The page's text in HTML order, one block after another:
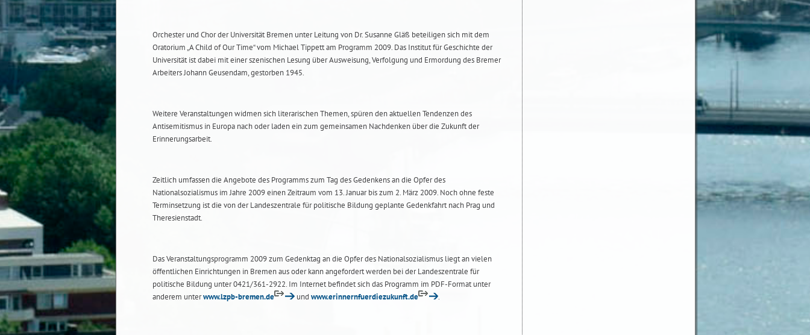
Orchester und Chor der Universität Bremen unter Leitung von Dr. Susanne Gläß beteiligen sich mit dem
Oratorium „A Child of Our Time“ vom Michael Tippett am Programm 2009. Das Institut für Geschichte der
Universität ist dabei mit einer szenischen Lesung über Ausweisung, Verfolgung und Ermordung des Bremer
Arbeiters Johann Geusendam, gestorben 1945.
Weitere Veranstaltungen widmen sich literarischen Themen, spüren den aktuellen Tendenzen des
Antisemitismus in Europa nach oder laden ein zum gemeinsamen Nachdenken über die Zukunft der
Erinnerungsarbeit.
Zeitlich umfassen die Angebote des Programms zum Tag des Gedenkens an die Opfer des
Nationalsozialismus im Jahre 2009 einen Zeitraum vom 13. Januar bis zum 2. März 2009. Noch ohne feste
Terminsetzung ist die von der Landeszentrale für politische Bildung geplante Gedenkfahrt nach Prag und
Theresienstadt.
Das Veranstaltungsprogramm 2009 zum Gedenktag an die Opfer des Nationalsozialismus liegt an vielen
öffentlichen Einrichtungen in Bremen aus oder kann angefordert werden bei der Landeszentrale für
politische Bildung unter 0421/361-2922. Im Internet befindet sich das Programm im PDF-Format unter
anderem unterwww.lzpb-bremen.de und www.erinnernfuerdiezukunft.de .